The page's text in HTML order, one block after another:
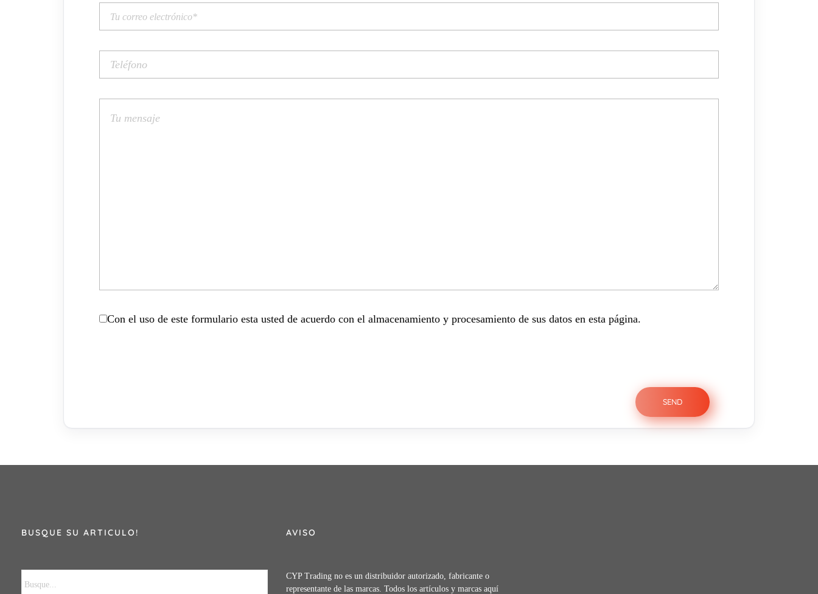
Con el uso de este formulario esta usted de acuerdo con el almacenamiento y procesamiento de sus datos en esta página.
BUSQUE SU ARTICULO! AVISO
CYP Trading no es un distribuidor autorizado, fabricante o
representante de las marcas. Todos los artículos y marcas aquí